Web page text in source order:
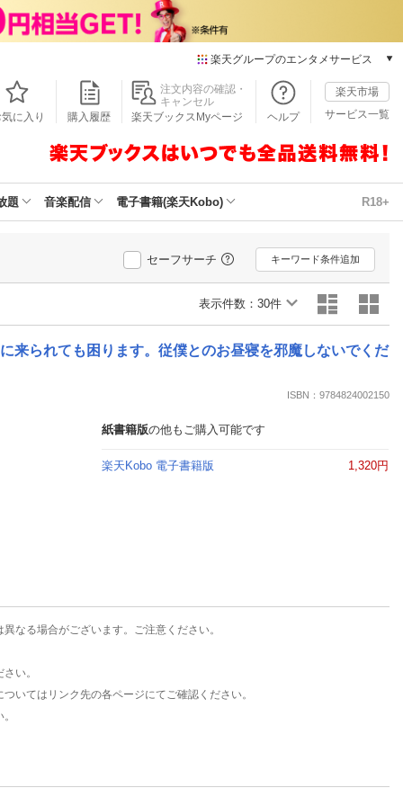
楽天グループのエンタメサービス
本/ゲーム/CD/DVD
楽天ブックス
楽天Kobo
動画配信
楽天TV
動画配信ガイド
無料テレビ
Rチャンネル
エンタメニュース
気に入り 購入履歴
注文内容の確認・
キャンセル
楽天ブックスMyページ
ヘルプ
楽天市場
サービス一覧
題 音楽配信 電子書籍(楽天Kobo) R18+
セーフサーチ キーワード条件追加
表示件数： 30件
られても困ります。従僕とのお昼寝を邪魔しないでくだ
ISBN：9784824002150
紙書籍版の他もご購入可能です
楽天Kobo 電子書籍版 1,320円
なる場合がございます。ご注意ください。
い。
いてはリンク先の各ページにてご確認ください。